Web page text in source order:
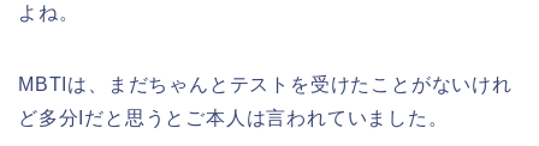
よね。
MBTIは、まだちゃんとテストを受けたことがないけれ
ど多分Iだと思うとご本人は言われていました。